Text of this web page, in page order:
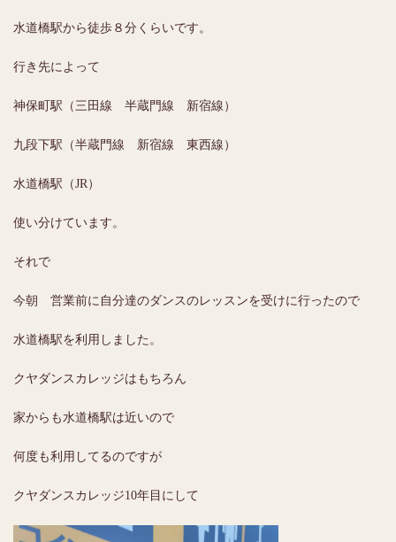
水道橋駅から徒歩８分くらいです。
行き先によって
神保町駅（三田線 半蔵門線 新宿線）
九段下駅（半蔵門線 新宿線 東西線）
水道橋駅（JR）
使い分けています。
それで
今朝 営業前に自分達のダンスのレッスンを受けに行ったので
水道橋駅を利用しました。
クヤダンスカレッジはもちろん
家からも水道橋駅は近いので
何度も利用してるのですが
クヤダンスカレッジ10年目にして